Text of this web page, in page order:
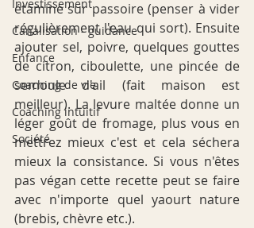
Investissement
Canalisation - guidance
Enfance
Coaching de vie
Coaching intuitif
Société
étamine sur passoire (penser à vider
régulièrement l'eau qui sort). Ensuite
ajouter sel, poivre, quelques gouttes
de citron, ciboulette, une pincée de
semoule d'ail (fait maison est
meilleur). La levure maltée donne un
léger goût de fromage, plus vous en
mettrez mieux c'est et cela séchera
mieux la consistance. Si vous n'êtes
pas végan cette recette peut se faire
avec n'importe quel yaourt nature
(brebis, chèvre etc.).